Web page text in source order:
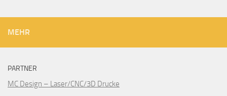
MEHR
PARTNER
MC Design – Laser/CNC/3D Drucke